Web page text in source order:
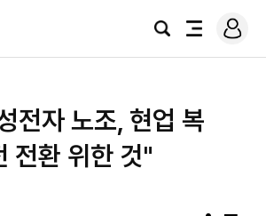
검
전
로
그
전자 노조, 현업 복
전환 위한 것"